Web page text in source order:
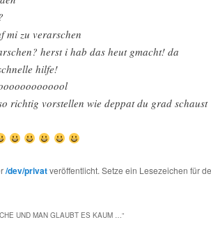
mi zu verarschen
herst i hab das heut gmacht! da
hilfe!
richtig vorstellen wie deppat du grad schaust
/dev/privatveröffentlicht. Setze ein Lesezeichen für
UND MAN GLAUBT ES KAUM …“